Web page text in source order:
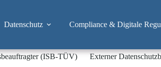
Datenschutz Compliance & Digitale
(ISB-TÜV) Externer